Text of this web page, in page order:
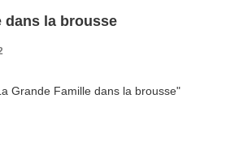
dans la brousse